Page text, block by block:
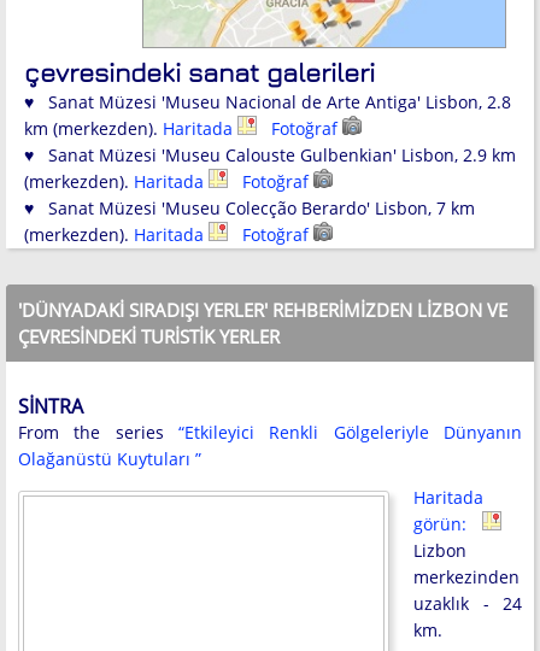
çevresindeki sanat galerileri
♥ Sanat Müzesi 'Museu Nacional de Arte Antiga' Lisbon, 2.8
km (merkezden). Haritada
Fotoğraf
♥ Sanat Müzesi 'Museu Calouste Gulbenkian' Lisbon, 2.9 km
(merkezden). Haritada
Fotoğraf
♥ Sanat Müzesi 'Museu Colecção Berardo' Lisbon, 7 km
(merkezden). Haritada Fotoğraf
'DÜNYADAKI SIRADIŞI YERLER' REHBERIMIZDEN LIZBON VE
ÇEVRESINDEKI TURISTIK YERLER
SINTRA
From the series “Etkileyici Renkli Gölgeleriyle Dünyanın
Olağanüstü Kuytuları ”
Haritada
görün:
Lizbon
merkezinden
uzaklık - 24
km.